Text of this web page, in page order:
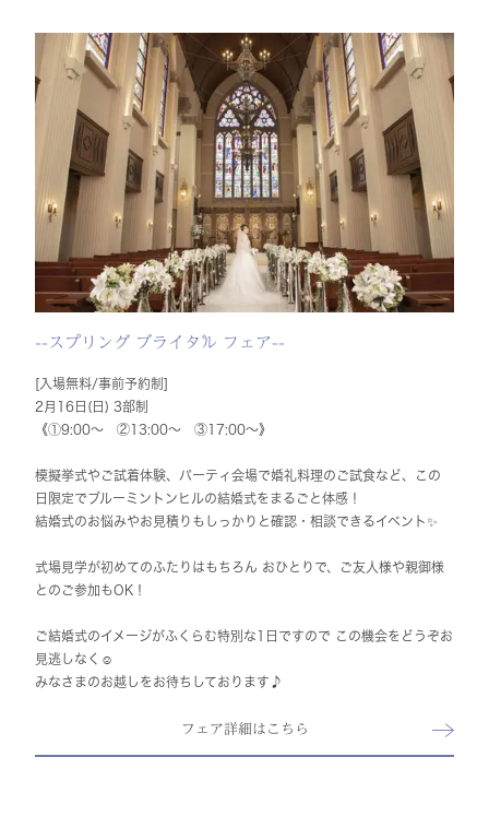
--スプリング ブライダル フェア--
[入場無料/事前予約制]
2月16日(日) 3部制
《①9:00～ ②13:00～ ③17:00～》
模擬挙式やご試着体験、パーティ会場で婚礼料理のご試食など、この
日限定でブルーミントンヒルの結婚式をまるごと体感！
結婚式のお悩みやお見積りもしっかりと確認・相談できるイベント✨
式場見学が初めてのふたりはもちろん おひとりで、ご友人様や親御様
とのご参加もOK！
ご結婚式のイメージがふくらむ特別な1日ですので この機会をどうぞお
見逃しなく☺
みなさまのお越しをお待ちしております♪
フェア詳細はこちら